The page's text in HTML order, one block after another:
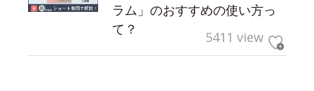
ラム」のおすすめの使い方っ
て？
5411 view